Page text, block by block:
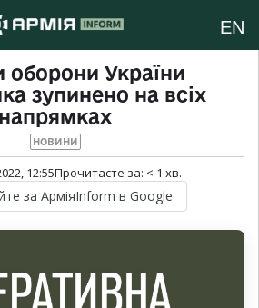
EN
оборони України
зупинено на всіх
напрямках
НОВИНИ
12:55Прочитаєте за: < 1 хв.
за АрміяInform в Google